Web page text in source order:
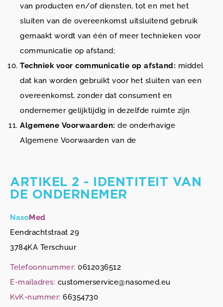
van producten en/of diensten, tot en met het
sluiten van de overeenkomst uitsluitend gebruik
gemaakt wordt van één of meer technieken voor
communicatie op afstand;
Techniek voor communicatie op afstand: middel
dat kan worden gebruikt voor het sluiten van een
overeenkomst, zonder dat consument en
ondernemer gelijktijdig in dezelfde ruimte zijn
Algemene Voorwaarden: de onderhavige
Algemene Voorwaarden van de
ARTIKEL 2 - IDENTITEIT VAN
DE ONDERNEMER
NasoMed
Eendrachtstraat 29
3784KA Terschuur
Telefoonnummer: 0612036512
E-mailadres: customerservice@nasomed.eu
KvK-nummer: 66354730